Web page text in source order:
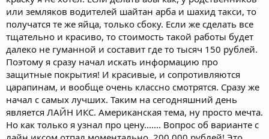
или земляков водителей шайтан арба и шахид такси, то
получатся те же яйца, только сбоку. Если же сделать все
тщательно и красиво, то стоимость такой работы будет
далеко не гуманной и составит где то тысяч 150 рублей.
Поэтому я сразу начал искать информацию про
защитные покрытия! И красивые, и сопротивляются
царапинам, и вообще очень классно смотрятся. Сразу же
начал с самых лучших. Таким на сегодняшний день
является ЛАЙН ИКС. Американская тема, ну просто мечта.
Но как только я узнал про цену....... Вопрос об варианте с